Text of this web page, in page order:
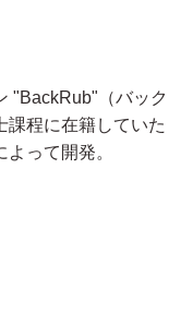
"BackRub"（バック
課程に在籍していた
って開発。